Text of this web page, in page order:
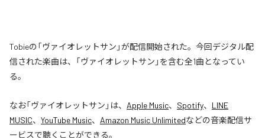
Tobieの「ヴァイオレットサン」が配信開始された。今回デジタル配
信された楽曲は、「ヴァイオレットサン」を含む全1曲となってい
る。
なお「ヴァイオレットサン 」は、 Apple Music、 Spotify、 LINE
MUSIC、 YouTube Music、 Amazon Music Unlimitedなどの音楽配信サ
ービスで聴くことができる。